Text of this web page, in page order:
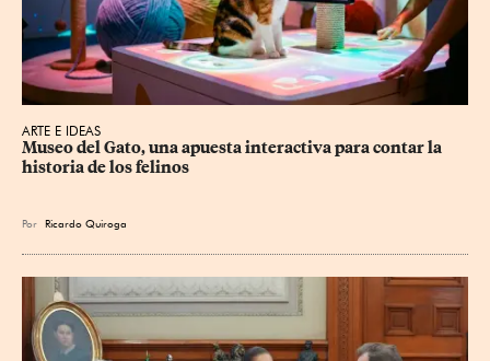
ARTE E IDEAS
Museo del Gato, una apuesta interactiva para contar la
historia de los felinos
Por Ricardo Quiroga